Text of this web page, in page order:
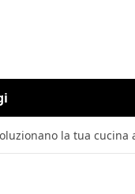
la tua cucina